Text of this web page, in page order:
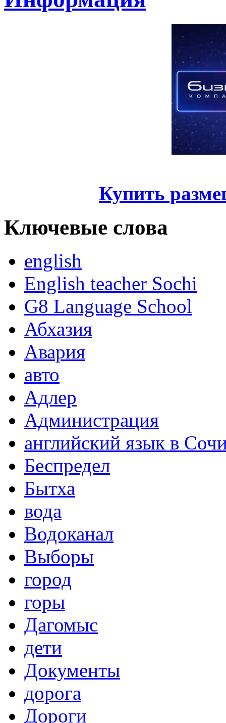
Купить
Ключевые слова
english
English teacher Sochi
G8 Language School
Абхазия
Авария
авто
Адлер
Администрация
английский язык в
Беспредел
Бытха
вода
Водоканал
Выборы
город
горы
Дагомыс
дети
Документы
дорога
Дороги